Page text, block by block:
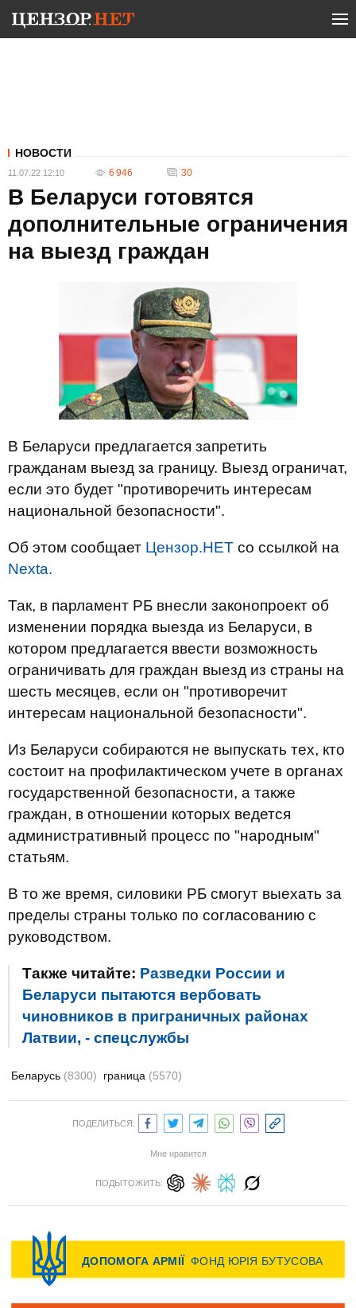
НОВОСТИ
11.07.22 12:10 6 946 30
В Беларуси готовятся
дополнительные ограничения
на выезд граждан
В Беларуси предлагается запретить
гражданам выезд за границу. Выезд ограничат,
если это будет "противоречить интересам
национальной безопасности".
Об этом сообщает Цензор.НЕТ со ссылкой на
Nexta.
Так, в парламент РБ внесли законопроект об
изменении порядка выезда из Беларуси, в
котором предлагается ввести возможность
ограничивать для граждан выезд из страны на
шесть месяцев, если он "противоречит
интересам национальной безопасности".
Из Беларуси собираются не выпускать тех, кто
состоит на профилактическом учете в органах
государственной безопасности, а также
граждан, в отношении которых ведется
административный процесс по "народным"
статьям.
В то же время, силовики РБ смогут выехать за
пределы страны только по согласованию с
руководством.
Также читайте: Разведки России и
Беларуси пытаются вербовать
чиновников в приграничных районах
Латвии, - спецслужбы
Беларусь (8300) граница (5570)
ПОДЕЛИТЬСЯ:
Мне нравится
ПОДЫТОЖИТЬ: